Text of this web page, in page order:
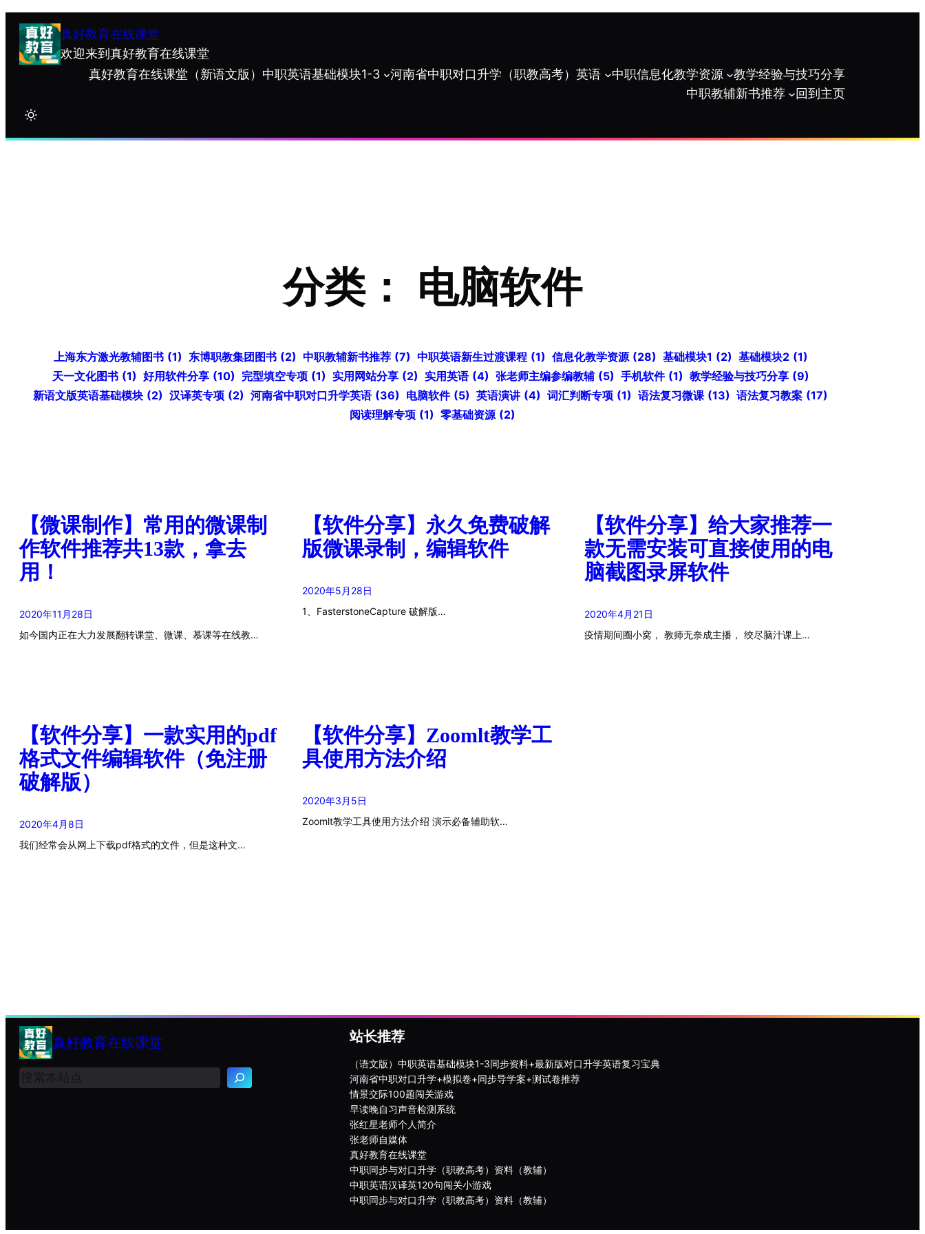
跳
真好教育在线课堂
欢迎来到真好教育在线课堂
真好教育在线课堂 （新语文版）中职英语基础模块1-3 河南省中职对口升学（职教高考）英语 中职信息化教学资源
教学经验与技巧分享
中职教辅新书推荐
回到主页
分类： 电脑软件
上海东方激光教辅图书 (1) 东博职教集团图书 (2) 中职教辅新书推荐 (7) 中职英语新生过渡课程 (1) 信息化教学资源 (28) 基础模块1 (2) 基础模块2 (1)
天一文化图书 (1) 好用软件分享 (10) 完型填空专项 (1) 实用网站分享 (2) 实用英语 (4) 张老师主编参编教辅 (5) 手机软件 (1) 教学经验与技巧分享 (9)
新语文版英语基础模块 (2) 汉译英专项 (2) 河南省中职对口升学英语 (36) 电脑软件 (5) 英语演讲 (4) 词汇判断专项 (1) 语法复习微课 (13) 语法复习教案 (17)
阅读理解专项 (1) 零基础资源 (2)
【微课制作】常用的微课制
作软件推荐共13款，拿去
用！
2020年11月28日
如今国内正在大力发展翻转课堂、微课、慕课等在线教…
【软件分享】永久免费破解
版微课录制，编辑软件
2020年5月28日
1、FasterstoneCapture 破解版…
【软件分享】给大家推荐一
款无需安装可直接使用的电
脑截图录屏软件
2020年4月21日
疫情期间圈小窝， 教师无奈成主播， 绞尽脑汁课上…
【软件分享】一款实用的pdf
格式文件编辑软件（免注册
破解版）
2020年4月8日
我们经常会从网上下载pdf格式的文件，但是这种文…
【软件分享】Zoomlt教学工
具使用方法介绍
2020年3月5日
Zoomlt教学工具使用方法介绍 演示必备辅助软…
真好教育在线课堂
搜
站长推荐
（语文版）中职英语基础模块1-3同步资料+最新版对口升学英语复习宝典
河南省中职对口升学+模拟卷+同步导学案+测试卷推荐
情景交际100题闯关游戏
早读晚自习声音检测系统
张红星老师个人简介
张老师自媒体
真好教育在线课堂
中职同步与对口升学（职教高考）资料（教辅）
中职英语汉译英120句闯关小游戏
中职同步与对口升学（职教高考）资料（教辅）